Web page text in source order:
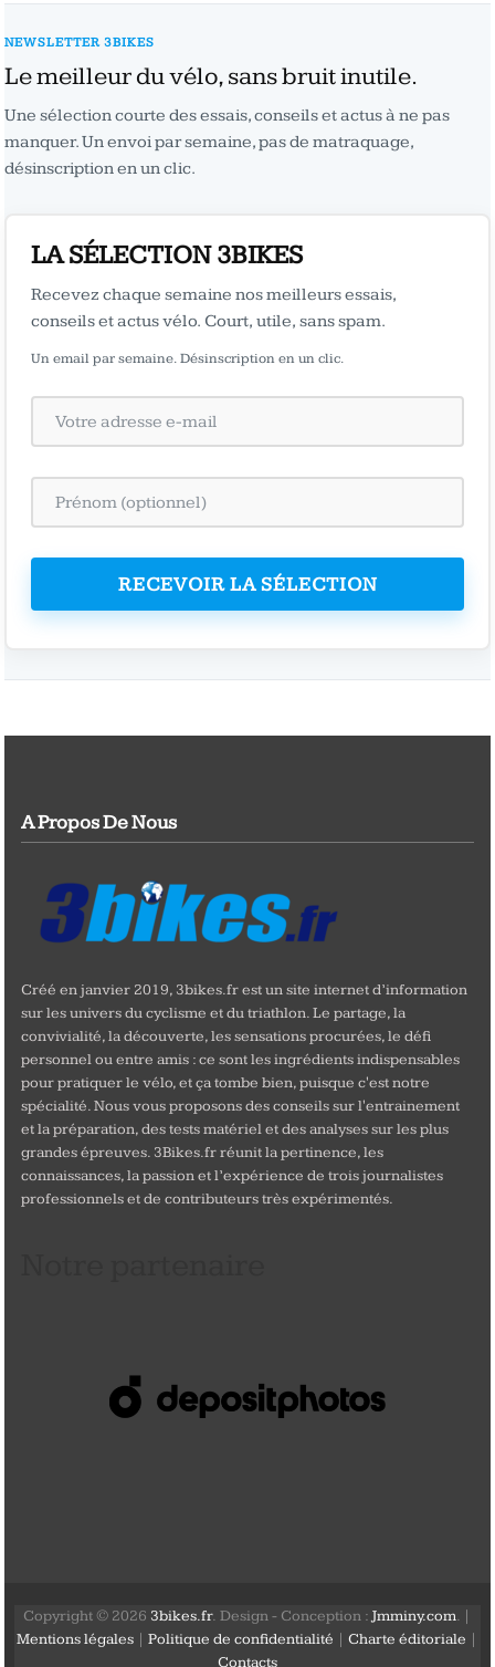
NEWSLETTER 3BIKES
Le meilleur du vélo, sans bruit inutile.
Une sélection courte des essais, conseils et actus à ne pas
manquer. Un envoi par semaine, pas de matraquage,
désinscription en un clic.
LA SÉLECTION 3BIKES
Recevez chaque semaine nos meilleurs essais,
conseils et actus vélo. Court, utile, sans spam.
Un email par semaine. Désinscription en un clic.
RECEVOIR LA SÉLECTION
A Propos De Nous
Créé en janvier 2019, 3bikes.fr est un site internet d’information
sur les univers du cyclisme et du triathlon. Le partage, la
convivialité, la découverte, les sensations procurées, le défi
personnel ou entre amis : ce sont les ingrédients indispensables
pour pratiquer le vélo, et ça tombe bien, puisque c'est notre
spécialité. Nous vous proposons des conseils sur l'entrainement
et la préparation, des tests matériel et des analyses sur les plus
grandes épreuves. 3Bikes.fr réunit la pertinence, les
connaissances, la passion et l’expérience de trois journalistes
professionnels et de contributeurs très expérimentés.
Copyright © 2026 3bikes.fr. Design - Conception :Jmminy.com. |
Mentions légales |Politique de confidentialité |Charte éditoriale
Contacts